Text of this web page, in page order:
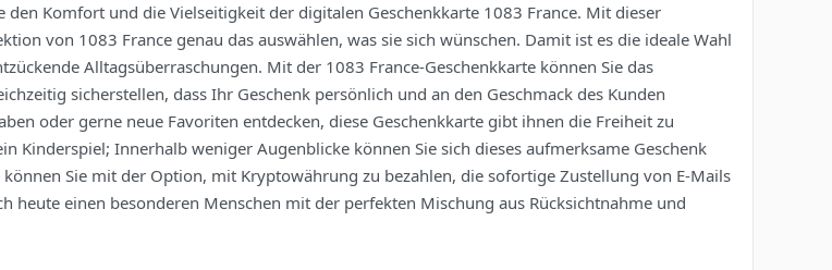
den Komfort und die Vielseitigkeit der digitalen Geschenkkarte 1083 France. Mit dieser
von 1083 France genau das auswählen, was sie sich wünschen. Damit ist es die ideale Wahl
Alltagsüberraschungen. Mit der 1083 France-Geschenkkarte können Sie das
sicherstellen, dass Ihr Geschenk persönlich und an den Geschmack des Kunden
oder gerne neue Favoriten entdecken, diese Geschenkkarte gibt ihnen die Freiheit zu
Kinderspiel; Innerhalb weniger Augenblicke können Sie sich dieses aufmerksame Geschenk
Sie mit der Option, mit Kryptowährung zu bezahlen, die sofortige Zustellung von E-Mails
heute einen besonderen Menschen mit der perfekten Mischung aus Rücksichtnahme und